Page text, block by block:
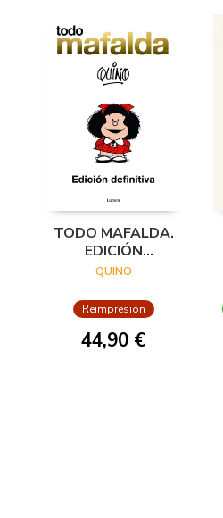
TODO MAFALDA.
EDICIÓN
DEFINITIVA
QUINO
Reimpresión
44,90 €